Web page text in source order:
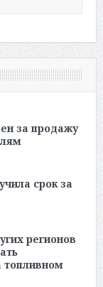
за продажу
срок за
регионов
топливном